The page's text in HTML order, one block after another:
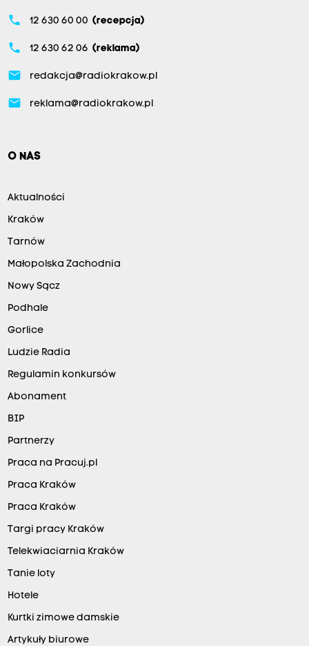
phone 12 630 60 00 (recepcja)
phone 12 630 62 06 (reklama)
email redakcja@radiokrakow.pl
email reklama@radiokrakow.pl
O NAS
Aktualności
Kraków
Tarnów
Małopolska Zachodnia
Nowy Sącz
Podhale
Gorlice
Ludzie Radia
Regulamin konkursów
Abonament
BIP
Partnerzy
Praca na Pracuj.pl
Praca Kraków
Praca Kraków
Targi pracy Kraków
Telekwiaciarnia Kraków
Tanie loty
Hotele
Kurtki zimowe damskie
Artykuły biurowe